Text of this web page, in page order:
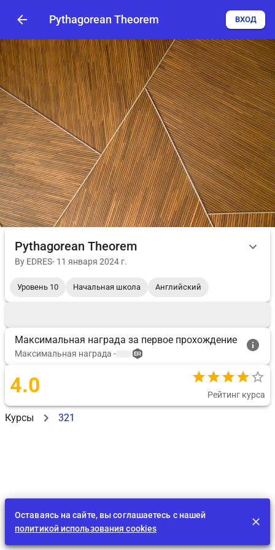
Pythagorean Theorem ВХОД
Pythagorean Theorem
By EDRES- 11 января 2024 г.
Уровень 10 Начальная школа Английский
Максимальная награда за первое прохождение
Максимальная награда -
4.0 Рейтинг курса
Курсы 321
Оставаясь на сайте, вы соглашаетесь с нашей
политикой использования cookies